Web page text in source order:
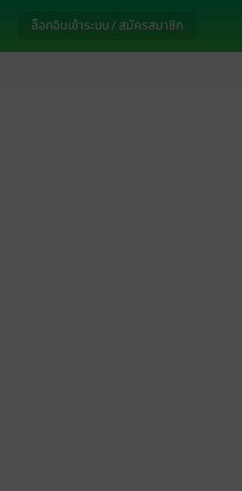
ล็อกอินเข้าระบบ / สมัครสมาชิก